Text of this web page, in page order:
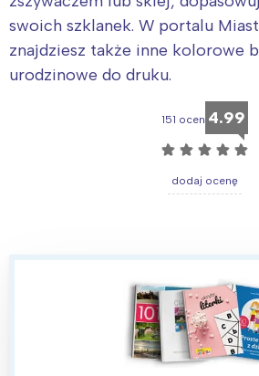
swoich szklanek. W portalu
znajdziesz także inne kolorowe
urodzinowe do druku.
151 ocen 4.99
☆ ☆ ☆ ☆ ☆
dodaj ocenę